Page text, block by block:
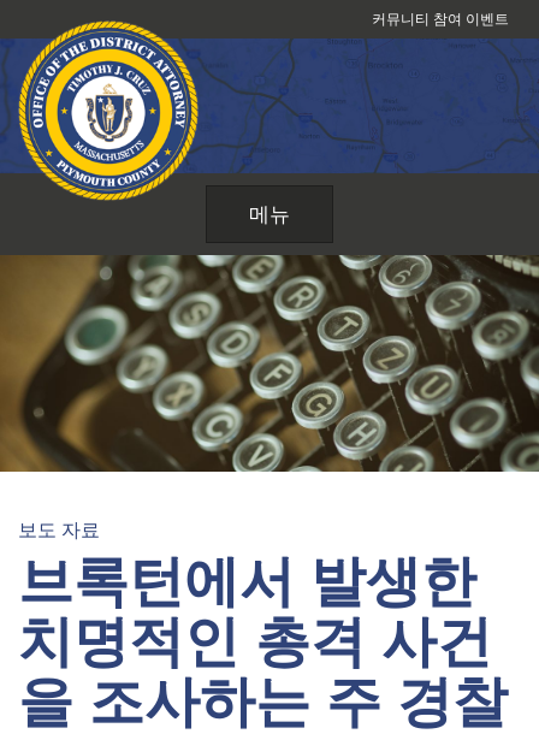
텐
츠
건
커뮤니티 참여 이벤트
메뉴
보도 자료
브록턴에서 발생한
치명적인 총격 사건
을 조사하는 주 경찰